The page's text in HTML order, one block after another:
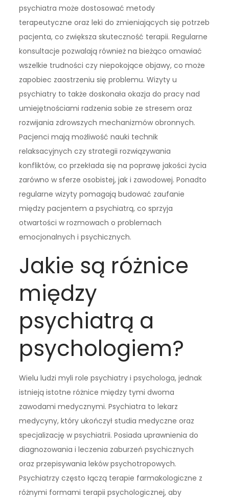
psychiatra może dostosować metody
terapeutyczne oraz leki do zmieniających się potrzeb
pacjenta, co zwiększa skuteczność terapii. Regularne
konsultacje pozwalają również na bieżąco omawiać
wszelkie trudności czy niepokojące objawy, co może
zapobiec zaostrzeniu się problemu. Wizyty u
psychiatry to także doskonała okazja do pracy nad
umiejętnościami radzenia sobie ze stresem oraz
rozwijania zdrowszych mechanizmów obronnych.
Pacjenci mają możliwość nauki technik
relaksacyjnych czy strategii rozwiązywania
konfliktów, co przekłada się na poprawę jakości życia
zarówno w sferze osobistej, jak i zawodowej. Ponadto
regularne wizyty pomagają budować zaufanie
między pacjentem a psychiatrą, co sprzyja
otwartości w rozmowach o problemach
emocjonalnych i psychicznych.
Jakie są różnice
między
psychiatrą a
psychologiem?
Wielu ludzi myli role psychiatry i psychologa, jednak
istnieją istotne różnice między tymi dwoma
zawodami medycznymi. Psychiatra to lekarz
medycyny, który ukończył studia medyczne oraz
specjalizację w psychiatrii. Posiada uprawnienia do
diagnozowania i leczenia zaburzeń psychicznych
oraz przepisywania leków psychotropowych.
Psychiatrzy często łączą terapie farmakologiczne z
różnymi formami terapii psychologicznej, aby